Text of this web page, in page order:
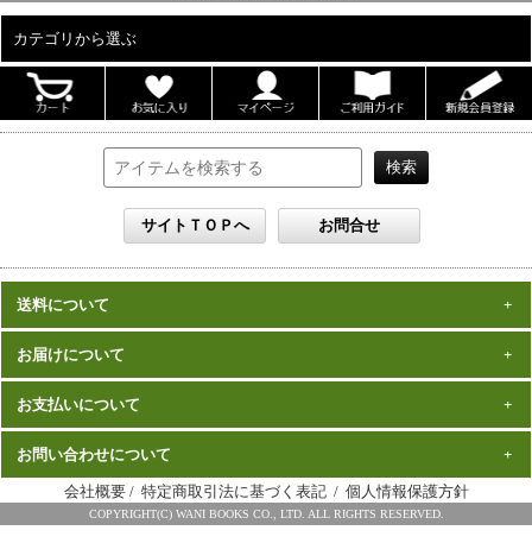
カテゴリから選ぶ
ALL
男性写真集
雑誌
送料について
数量、価格に関わらず
※沖縄の送料は1,500円となります。
※商品により諸事情で金額が変更する場合もございます。
※同梱不可の商品もございますのでご注意ください。
詳細はこちら
お届けについて
在庫がある商品につきましては、
お届けとなります。
予約商品は、特典完成後の発送となりますので、
発売（予定）日
から１～２ヶ月程度でのお届けとなります
※お届けは日本国内に限らせていただきます。
お支払いについて
クレジットカード・代金引換がご利用になれます。
お問い合わせについて
ワニブックス スペシャルエディション事務局
会社概要/ 特定商取引法に基づく表記 / 個人情報保護方針
COPYRIGHT(C) WANI BOOKS CO., LTD. ALL RIGHTS RESERVED.